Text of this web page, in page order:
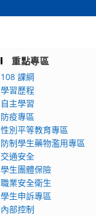
重點專區
108 課綱
學習歷程
自主學習
防疫專區
性別平等教育專區
防制學生藥物濫用專區
交通安全
學生團體保險
職業安全衛生
學生申訴專區
內部控制